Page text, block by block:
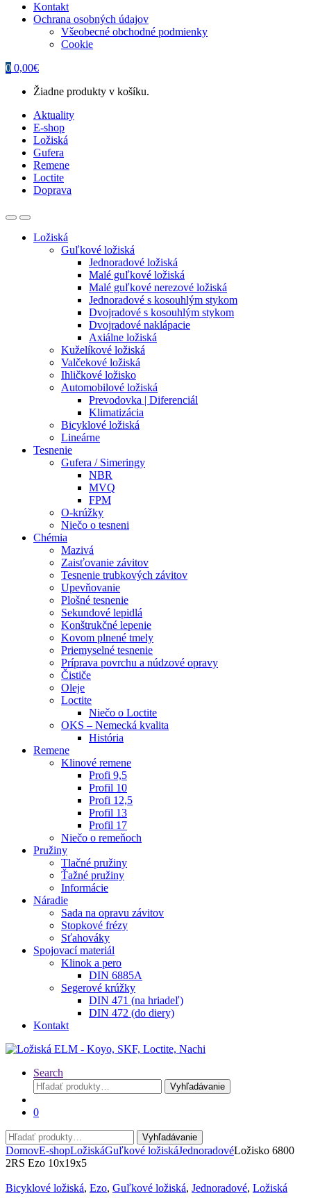
Kontakt
Ochrana osobných údajov
Všeobecné obchodné podmienky
Cookie
0 0,00€
Žiadne produkty v košíku.
Aktuality
E-shop
Ložiská
Gufera
Remene
Loctite
Doprava
Ložiská
Guľkové ložiská
Jednoradové ložiská
Malé guľkové ložiská
Malé guľkové nerezové ložiská
Jednoradové s kosouhlým stykom
Dvojradové s kosouhlým stykom
Dvojradové naklápacie
Axiálne ložiská
Kuželíkové ložiská
Valčekové ložiská
Ihličkové ložisko
Automobilové ložiská
Prevodovka | Diferenciál
Klimatizácia
Bicyklové ložiská
Lineárne
Tesnenie
Gufera / Simeringy
NBR
MVQ
FPM
O-krúžky
Niečo o tesneni
Chémia
Mazivá
Zaisťovanie závitov
Tesnenie trubkových závitov
Upevňovanie
Plošné tesnenie
Sekundové lepidlá
Konštrukčné lepenie
Kovom plnené tmely
Priemyselné tesnenie
Príprava povrchu a núdzové opravy
Čističe
Oleje
Loctite
Niečo o Loctite
OKS – Nemecká kvalita
História
Remene
Klinové remene
Profi 9,5
Profil 10
Profi 12,5
Profil 13
Profil 17
Niečo o remeňoch
Pružiny
Tlačné pružiny
Ťažné pružiny
Informácie
Náradie
Sada na opravu závitov
Stopkové frézy
Sťahováky
Spojovací materiál
Klinok a pero
DIN 6885A
Segerové krúžky
DIN 471 (na hriadeľ)
DIN 472 (do diery)
Kontakt
Search
Hľadať:
Vyhľadávanie
0
Hľadať:
Vyhľadávanie
DomovE-shopLožiskáGuľkové ložiskáJednoradovéLožisko 6800
2RS Ezo 10x19x5
Bicyklové ložiská, Ezo, Guľkové ložiská, Jednoradové, Ložiská